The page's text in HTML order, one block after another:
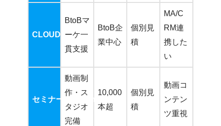
CLOUD WIN
BtoBマ
ーケ一
貫支援
BtoB企
業中心
個別見
積
MA/C
RM連
携した
い
セミナー制作.com
動画制
作・ス
タジオ
完備
10,000
本超
個別見
積
動画コ
ンテン
ツ重視